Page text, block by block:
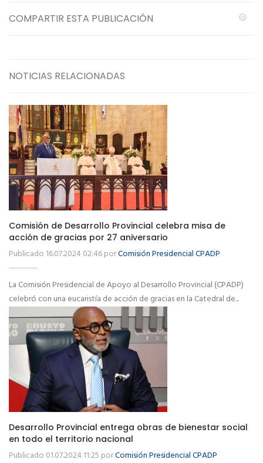
COMPARTIR ESTA PUBLICACIÓN
NOTICIAS RELACIONADAS
Comisión de Desarrollo Provincial celebra misa de
acción de gracias por 27 aniversario
Publicado 16.07.2024 02:46 porComisión Presidencial CPADP
La Comisión Presidencial de Apoyo al Desarrollo Provincial (CPADP)
celebró con una eucaristía de acción de gracias en la Catedral de...
Desarrollo Provincial entrega obras de bienestar social
en todo el territorio nacional
Publicado 01.07.2024 11:25 porComisión Presidencial CPADP